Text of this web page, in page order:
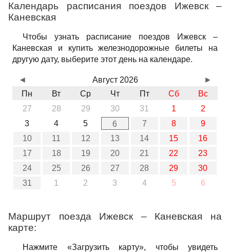
Календарь расписания поездов Ижевск –
Каневская
Чтобы узнать расписание поездов Ижевск –
Каневская и купить железнодорожные билеты на
другую дату, выберите этот день на календаре.
Август 2026
Пн
Вт Ср Чт Пт Сб
Вс
27
28 29 30 31 1
2
3
4 5 6 7 8
9
10
11 12 13 14 15
16
17
18 19 20 21 22
23
24
25 26 27 28 29
30
31
1 2 3 4 5 6
◄ ►
Маршрут поезда Ижевск – Каневская на
карте:
Нажмите «Загрузить карту», чтобы увидеть